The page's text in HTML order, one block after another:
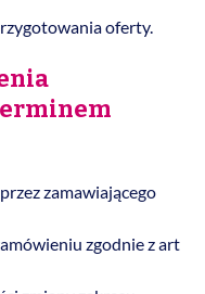
oferty.
zamawiającego
zgodnie z art